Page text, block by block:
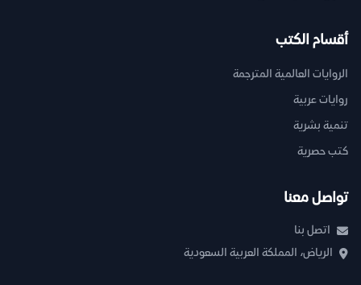
أقسام الكتب
الروايات العالمية المترجمة
روايات عربية
تنمية بشرية
كتب حصرية
تواصل معنا
اتصل بنا
الرياض، المملكة العربية السعودية